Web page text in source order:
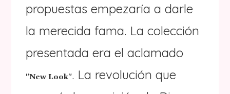
propuestas empezaría a darle
la merecida fama. La colección
presentada era el aclamado
"New Look". La revolución que